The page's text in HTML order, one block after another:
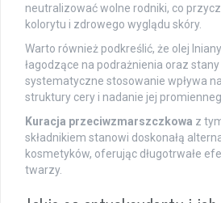
neutralizować wolne rodniki, co
kolorytu i zdrowego wyglądu skóry.
Warto również podkreślić, że olej
łagodzące na podrażnienia oraz
systematyczne stosowanie wpływa
struktury cery i nadanie jej
Kuracja przeciwzmarszczkowa z
składnikiem stanowi doskonałą
kosmetyków, oferując długotrwałe
twarzy.